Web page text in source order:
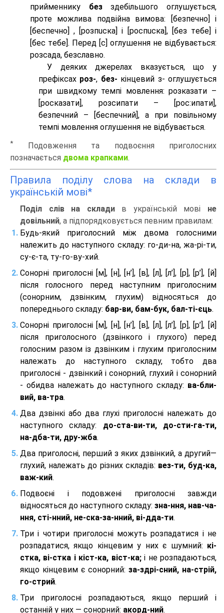
прийменнику безздебільшого оглушується,
проте можлива подвійна вимова: [безпeчно] і
[беспeчно] , [розпuска] і [роспuска], [без тeбе] і
[бес тeбе]. Перед [с] оглушення не відбувається:
розсада, безславно.
У деяких джерелах вказується, що у
префіксах роз-, без- кінцевий з- оглушується
при швидкому темпі мовлення: розказати –
[росказати], розсипати – [роc:ипати],
безпечний – [беспечний], а при повільному
темпі мовлення оглушення не відбувається.
*
Подовження та подвоєння приголосних
позначається двома крапками.
Правила поділу слова на склади в
українській мові*
Поділ слів на складив українській мові не
довільний, а підпорядковується певним правилам:
Будь-який приголосний між двома голосними
належить до наступного складу: го-ди-на, жа-рі-ти,
су-є-та, ту-го-ву-хий.
Сонорні приголосні [м], [н], [н’], [в], [л], [л’], [р], [р’], [й]
після голосного перед наступним приголосним
(сонорним, дзвінким, глухим) відносяться до
попереднього складу: бар-ви, бам-бук, бал-ті-єць.
Сонорні приголосні [м], [н], [н’], [в], [л], [л’], [р], [р’], [й]
після приголосного (дзвінкого і глухого) перед
голосним разом із дзвінким і глухим приголосним
належать до наступного складу, тобто два
приголосні - дзвінкий і сонорний, глухий і сонорний
- обидва належать до наступного складу: ва-бли-
вий, ва-тра.
Два дзвінкі або два глухі приголосні належать до
наступного складу: до-ста-ви-ти, до-сти-га-ти,
на-дба-ти, дру-жба.
Два приголосні, перший з яких дзвінкий, а другий—
глухий, належать до різних складів: вез-ти, буд-ка,
важ-кий.
Подвоєні і подовжені приголосні завжди
відносяться до наступного складу: зна-ння, нав-ча-
ння, сті-нний, не-ска-за-нний, ві-дда-ти.
Три і чотири приголосні можуть розпадатися і не
розпадатися, якщо кінцевим у них є шумний: кі-
стка, ві-стка і кіст-ка, віст-ка;і не розпадаються,
якщо кінцевим є сонорний: за-здрі-сний, на-стрій,
го-стрий.
Три приголосні розпадаються, якщо перший і
останній у них — сонорний: акорд-ний.